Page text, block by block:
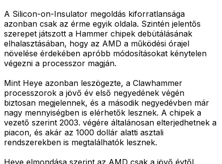
A Silicon-on-Insulator megoldás kiforratlansága
azonban csak az érme egyik oldala. Szintén jelentős
szerepet játszott a Hammer chipek debütálásának
elhalasztásában, hogy az AMD a működési órajel
növelése érdekében apróbb módosításokat kénytelen
végezni a processzor magján.
Mint Heye azonban leszögezte, a Clawhammer
processzorok a jövő év első negyedének végén
biztosan megjelennek, és a második negyedévben már
nagy mennyiségben is elérhetők lesznek. A chipek a
vezető szerint 2003. végére általánosan elterjedhetnek a
piacon, és akár az 1000 dollár alatti asztali
rendszerekben is megtalálhatók lesznek.
Heye elmondása szerint az AMD csak a jövő évtől